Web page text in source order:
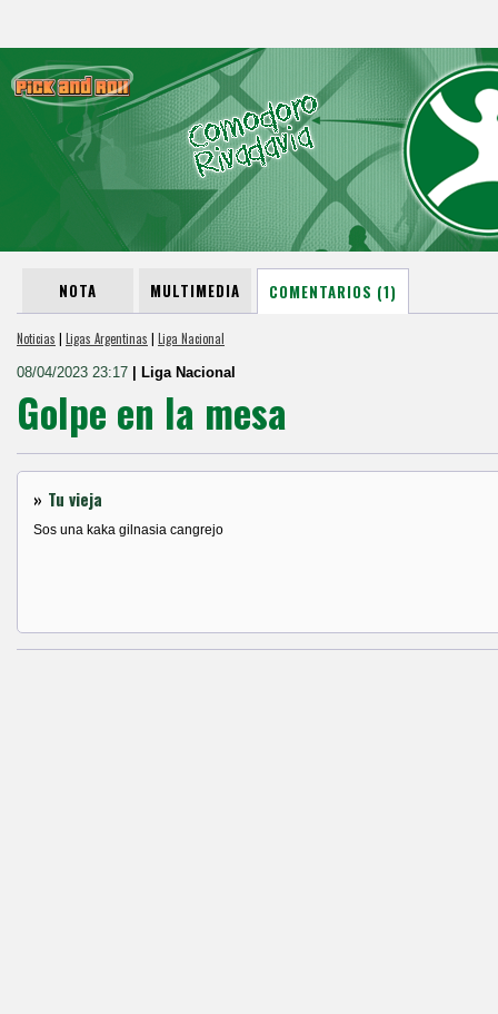
NOTA MULTIMEDIA COMENTARIOS (1)
Noticias | Ligas Argentinas | Liga Nacional
08/04/2023 23:17 | Liga Nacional
Golpe en la mesa
» Tu vieja
Sos una kaka gilnasia cangrejo